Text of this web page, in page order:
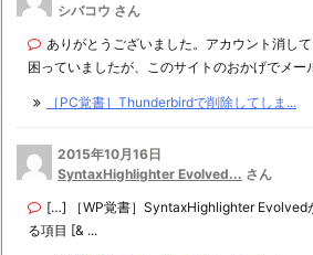
シバコウ さん
ありがとうございました。アカウント消し
困っていましたが、このサイトのおかげでメー
［PC覚書］Thunderbirdで削除してしま...
2015年10月16日
SyntaxHighlighter Evolved... さん
[…] ［WP覚書］SyntaxHighlighter Evolved
る項目 [& ...